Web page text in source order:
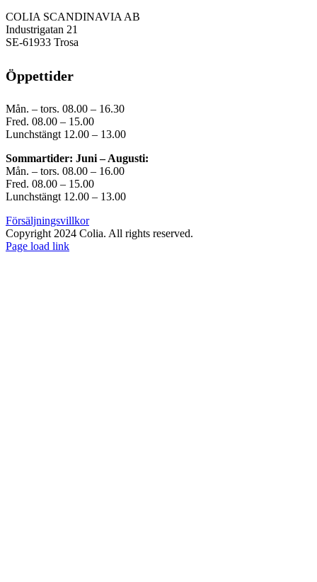
COLIA SCANDINAVIA AB
Industrigatan 21
SE-61933 Trosa
Öppettider
Mån. – tors. 08.00 – 16.30
Fred. 08.00 – 15.00
Lunchstängt 12.00 – 13.00
Sommartider: Juni – Augusti:
Mån. – tors. 08.00 – 16.00
Fred. 08.00 – 15.00
Lunchstängt 12.00 – 13.00
Försäljningsvillkor
Copyright 2024 Colia. All rights reserved.
Page load link